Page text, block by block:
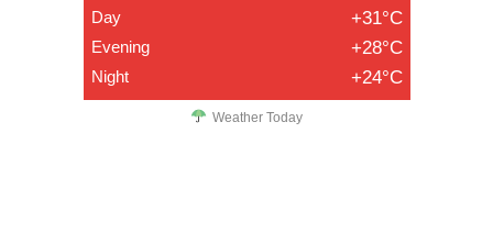
Day +31°C
Evening +28°C
Night +24°C
Weather Today